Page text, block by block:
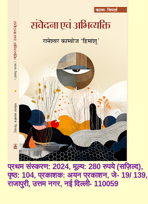
प्रथम संस्करण: 2024, मूल्य: 280 रुपये (सज़िल्द),
पृष्ठ: 104, प्रकाशक: अयन प्रकाशन, जे- 19/ 139,
राजापुरी, उत्तम नगर, नई दिल्ली- 110059